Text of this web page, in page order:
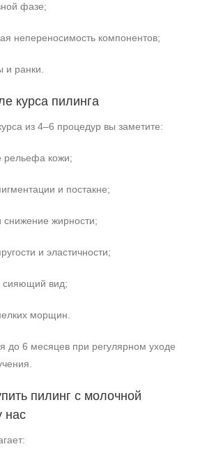
фазе;
непереносимость компонентов;
ранки.
курса пилинга
из 4–6 процедур вы заметите:
рельефа кожи;
и постакне;
снижение жирности;
и эластичности;
сияющий вид;
морщин.
до 6 месяцев при регулярном уходе
пилинг с молочной
нас